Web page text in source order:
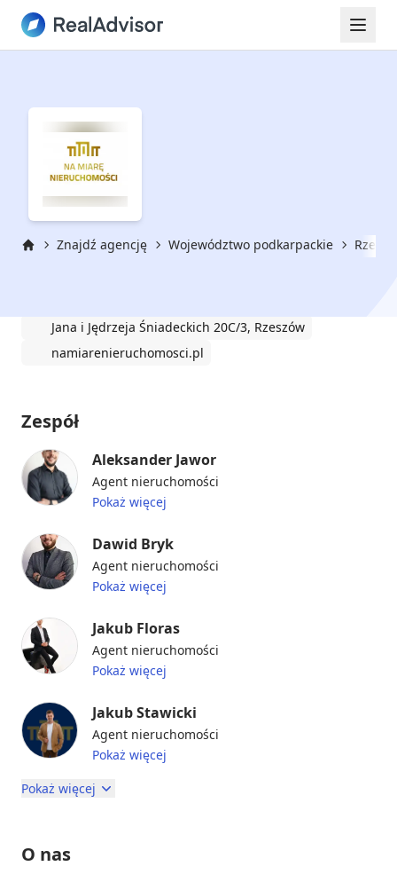
Znajdź agencję Województwo podkarpackie
Jana i Jędrzeja Śniadeckich 20C/3, Rzeszów
namiarenieruchomosci.pl
Zespół
Aleksander Jawor
Agent nieruchomości
Pokaż więcej
Dawid Bryk
Agent nieruchomości
Pokaż więcej
Jakub Floras
Agent nieruchomości
Pokaż więcej
Jakub Stawicki
Agent nieruchomości
Pokaż więcej
Pokaż więcej
O nas